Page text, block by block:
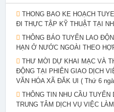
THÔNG BÁO KẾ HOẠCH
ĐI THỰC TẬP KỸ THUẬT TẠI
THÔNG BÁO TUYỂN LAO
HẠN Ở NƯỚC NGOÀI THEO
THƯ MỜI DỰ KHAI MẠC VÀ
ĐỘNG TẠI PHIÊN GIAO DỊCH
VĂN HÓA XÃ ĐĂK UI ( Thứ 6
THÔNG TIN NHU CẦU TUYỂN
TRUNG TÂM DỊCH VỤ VIỆC